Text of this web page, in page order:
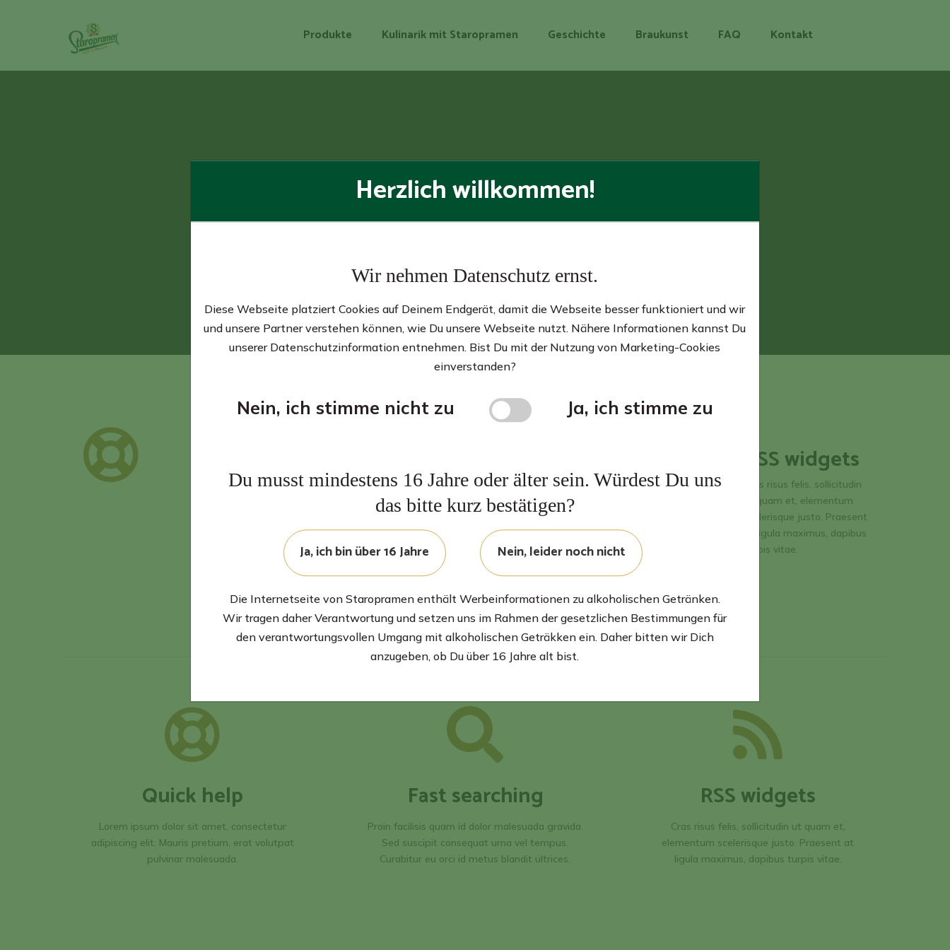
Produkte Kulinarik mit Staropramen Geschichte Braukunst FAQ Kontakt
Icons
Lorem ipsum dolor sit
pretium, erat volutpat
searching
Proin facilisis quam id dolor
suscipit consequat urna
vel tempus. Curabitur eu
orci id metus blandit
RSS widgets
Cras risus felis, sollicitudin
ut quam et, elementum
scelerisque justo. Praesent
at ligula maximus, dapibus
turpis vitae.
Quick help
Lorem ipsum dolor sit amet, consectetur
adipiscing elit. Mauris pretium, erat volutpat
pulvinar malesuada.
Fast searching
Proin facilisis quam id dolor malesuada gravida.
Sed suscipit consequat urna vel tempus.
Curabitur eu orci id metus blandit ultrices.
RSS widgets
Cras risus felis, sollicitudin ut quam et,
elementum scelerisque justo. Praesent at
ligula maximus, dapibus turpis vitae.
Herzlich willkommen!
Wir nehmen Datenschutz ernst.
Diese Webseite platziert Cookies auf Deinem Endgerät, damit die Webseite besser funktioniert und wir
und unsere Partner verstehen können, wie Du unsere Webseite nutzt. Nähere Informationen kannst Du
unserer Datenschutzinformation entnehmen. Bist Du mit der Nutzung von Marketing-Cookies
einverstanden?
Nein, ich stimme nicht zu Ja, ich stimme zu
Du musst mindestens 16 Jahre oder älter sein. Würdest Du uns
das bitte kurz bestätigen?
Ja, ich bin über 16 Jahre Nein, leider noch nicht
Die Internetseite von Staropramen enthält Werbeinformationen zu alkoholischen Getränken.
Wir tragen daher Verantwortung und setzen uns im Rahmen der gesetzlichen Bestimmungen für
den verantwortungsvollen Umgang mit alkoholischen Geträkken ein. Daher bitten wir Dich
anzugeben, ob Du über 16 Jahre alt bist.